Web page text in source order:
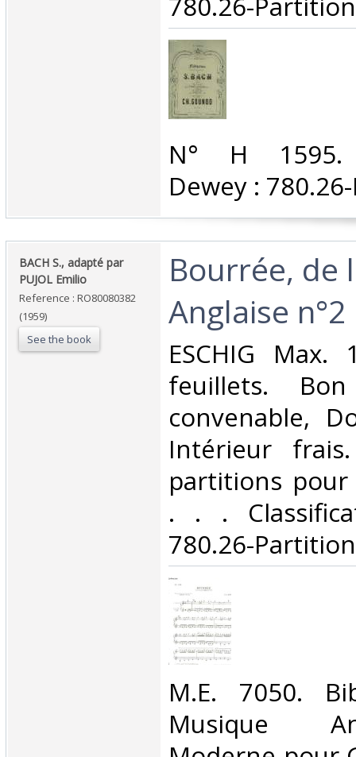
‎N° H 1595.
Dewey :
‎BACH S., adapté par
PUJOL Emilio‎
Reference : RO80080382
(1959)
See the book
‎Bourrée, de
Anglaise n°2‎
‎ESCHIG Max.
feuillets.
convenable,
Intérieur
partitions pour
. . .
780.26-
‎M.E. 7050.
Musique